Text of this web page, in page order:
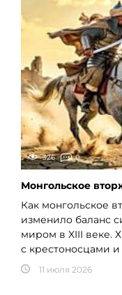
326 0
Монгольское
Как монгольское
изменило баланс
миром в XIII веке.
с крестоносцами
11 июля 2026